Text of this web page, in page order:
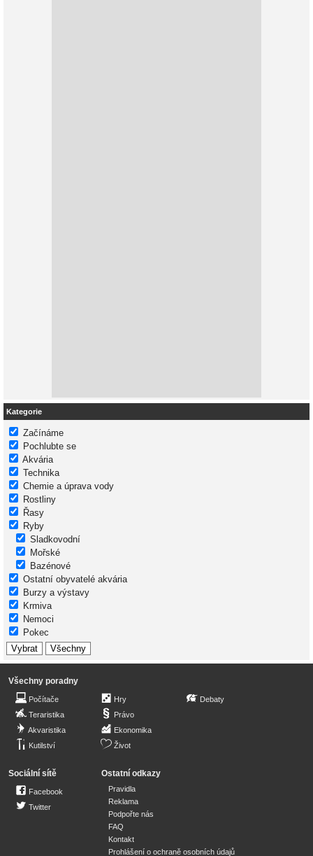
Kategorie
Začínáme
Pochlubte se
Akvária
Technika
Chemie a úprava vody
Rostliny
Řasy
Ryby
Sladkovodní
Mořské
Bazénové
Ostatní obyvatelé akvária
Burzy a výstavy
Krmiva
Nemoci
Pokec
Všechny poradny
Počítače
Teraristika
Akvaristika
Kutilství
Hry
Právo
Ekonomika
Život
Debaty
Sociální sítě
Facebook
Twitter
Ostatní odkazy
Pravidla
Reklama
Podpořte nás
FAQ
Kontakt
Prohlášení o ochraně osobních údajů